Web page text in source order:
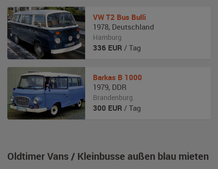
Oldtimer Vans / Kleinbusse außen blau mieten
VW T2 Bus Bulli
1978, Deutschland
Hamburg
336 EUR / Tag
Barkas B 1000
1979, DDR
Brandenburg
300 EUR / Tag